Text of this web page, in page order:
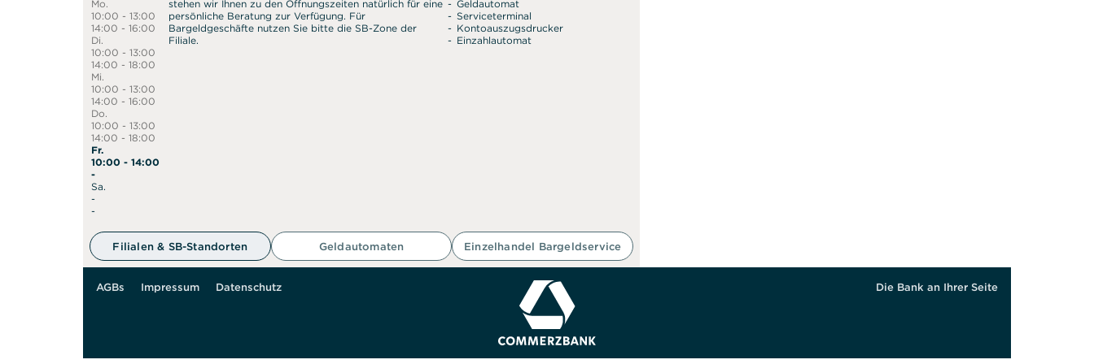
Mo.
10:00 - 13:00
14:00 - 16:00
Di.
10:00 - 13:00
14:00 - 18:00
Mi.
10:00 - 13:00
14:00 - 16:00
Do.
10:00 - 13:00
14:00 - 18:00
Fr.
10:00 - 14:00
-
Sa.
-
-
stehen wir Ihnen zu den Öffnungszeiten natürlich für eine
persönliche Beratung zur Verfügung. Für
Bargeldgeschäfte nutzen Sie bitte die SB-Zone der
Filiale.
Geldautomat
Serviceterminal
Kontoauszugsdrucker
Einzahlautomat
Filialen & SB-Standorten Geldautomaten Einzelhandel Bargeldservice
AGBs Impressum Datenschutz Die Bank an Ihrer Seite